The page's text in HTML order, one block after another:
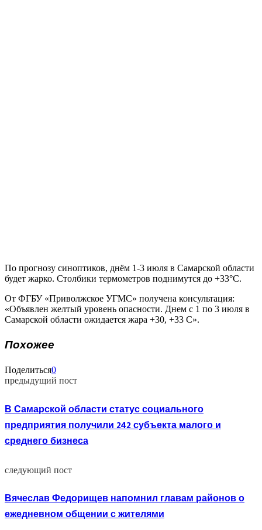
По прогнозу синоптиков, днём 1-3 июля в Самарской области
будет жарко. Столбики термометров поднимутся до +33°С.
От ФГБУ «Приволжское УГМС» получена консультация:
«Объявлен желтый уровень опасности. Днем с 1 по 3 июля в
Самарской области ожидается жара +30, +33 С».
Похожее
Поделиться0
предыдущий пост
В Самарской области статус социального
предприятия получили 242 субъекта малого и
среднего бизнеса
следующий пост
Вячеслав Федорищев напомнил главам районов о
ежедневном общении с жителями